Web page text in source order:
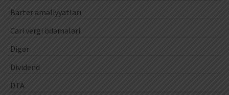
Barter əməliyyatları
Cari vergi ödəmələri
Digər
Dividend
DTA